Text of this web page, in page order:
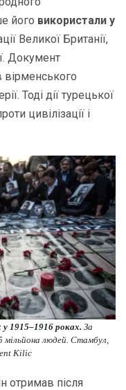
його використали у
Великої Британії,
Документ
вірменського
Тоді дії турецької
цивілізації і
1915–1916 роках. За
мільйона людей. Стамбул,
Kilic
отримав після